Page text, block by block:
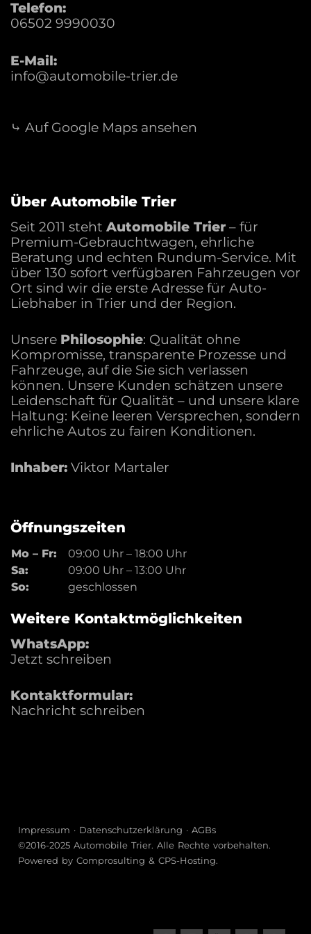
Besichtigung und Probefahrt sind nach
Terminvereinbarung möglich.
Samstag: 9:00-13:00 Uhr
Weitere Informationen sowie unser aktuelles
Fahrzeugangebot finden Sie auf unserer
Website:
Automobile Trier
* Weitere Informationen zum offiziellen
Kraftstoffverbrauch und zu den offiziellen spezifischen
CO2-Emissionen und gegebenenfalls zum
Stromverbrauch neuer PKW können dem Leitfaden über
Stromverbrauch neuer PKW entnommen werden, der an
allen Verkaufsstellen und bei der 'Deutschen Automobil
Treuhand GmbH' unentgeltlich erhältlich ist unter
www.dat.de.
Telefon:
06502 9990030
E-Mail:
info@automobile-trier.de
⤷ Auf Google Maps ansehen
Über Automobile Trier
Seit 2011 steht Automobile Trier – für
Premium-Gebrauchtwagen, ehrliche
Beratung und echten Rundum-Service. Mit
über 130 sofort verfügbaren Fahrzeugen vor
Ort sind wir die erste Adresse für Auto-
Liebhaber in Trier und der Region.
Unsere Philosophie: Qualität ohne
Kompromisse, transparente Prozesse und
Fahrzeuge, auf die Sie sich verlassen
können. Unsere Kunden schätzen unsere
Leidenschaft für Qualität – und unsere klare
Haltung: Keine leeren Versprechen, sondern
ehrliche Autos zu fairen Konditionen.
Inhaber: Viktor Martaler
Öffnungszeiten
Mo – Fr: 09:00 Uhr – 18:00 Uhr
Sa:
09:00 Uhr – 13:00 Uhr
So:
geschlossen
Weitere Kontaktmöglichkeiten
WhatsApp:
Jetzt schreiben
Kontaktformular:
Nachricht schreiben
Impressum · Datenschutzerklärung · AGBs
©2016-2025 Automobile Trier. Alle Rechte vorbehalten.
Powered by Comprosulting & CPS-Hosting.